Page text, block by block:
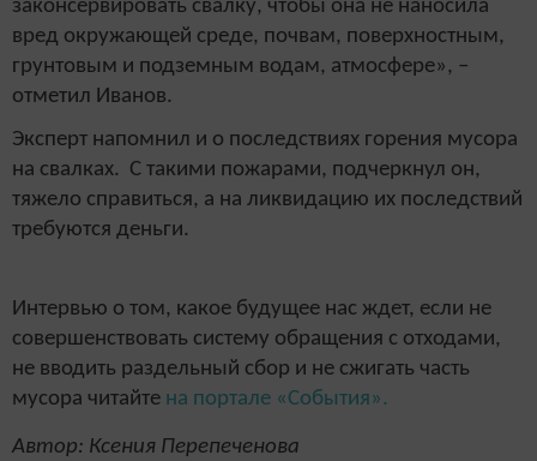
законсервировать свалку, чтобы она не наносила
вред окружающей среде, почвам, поверхностным,
грунтовым и подземным водам, атмосфере», –
отметил Иванов.
Эксперт напомнил и о последствиях горения мусора
на свалках. С такими пожарами, подчеркнул он,
тяжело справиться, а на ликвидацию их последствий
требуются деньги.
Интервью о том, какое будущее нас ждет, если не
совершенствовать систему обращения с отходами,
не вводить раздельный сбор и не сжигать часть
мусора читайте на портале «События».
Автор: Ксения Перепеченова